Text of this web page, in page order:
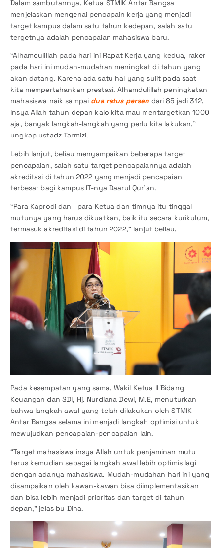
Dalam sambutannya, Ketua STMIK Antar Bangsa
menjelaskan mengenai pencapain kerja yang menjadi
target kampus dalam satu tahun kedepan, salah satu
tergetnya adalah pencapaian mahasiswa baru.
“Alhamdulillah pada hari ini Rapat Kerja yang kedua, raker
pada hari ini mudah-mudahan meningkat di tahun yang
akan datang. Karena ada satu hal yang sulit pada saat
kita mempertahankan prestasi. Alhamdulillah peningkatan
mahasiswa naik sampai dua ratus persen dari 85 jadi 312.
Insya Allah tahun depan kalo kita mau mentargetkan 1000
aja, banyak langkah-langkah yang perlu kita lakukan,”
ungkap ustadz Tarmizi.
Lebih lanjut, beliau menyampaikan beberapa target
pencapaian, salah satu target pencapaiannya adalah
akreditasi di tahun 2022 yang menjadi pencapaian
terbesar bagi kampus IT-nya Daarul Qur’an.
“Para Kaprodi dan para Ketua dan timnya itu tinggal
mutunya yang harus dikuatkan, baik itu secara kurikulum,
termasuk akreditasi di tahun 2022,” lanjut beliau.
Pada kesempatan yang sama, Wakil Ketua II Bidang
Keuangan dan SDI, Hj. Nurdiana Dewi, M.E, menuturkan
bahwa langkah awal yang telah dilakukan oleh STMIK
Antar Bangsa selama ini menjadi langkah optimisi untuk
mewujudkan pencapaian-pencapaian lain.
“Target mahasiswa insya Allah untuk penjaminan mutu
terus kemudian sebagai langkah awal lebih optimis lagi
dengan adanya mahasiswa. Mudah-mudahan hari ini yang
disampaikan oleh kawan-kawan bisa diimplementasikan
dan bisa lebih menjadi prioritas dan target di tahun
depan,” jelas bu Dina.